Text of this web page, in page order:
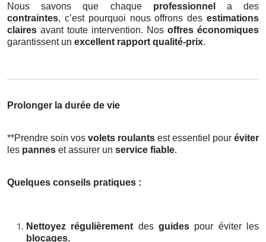
Nous savons que chaque professionnel
a des
contraintes, c’est pourquoi nous offrons des estimations
claires avant toute intervention. Nos offres économiques
garantissent un excellent rapport qualité-prix.
Prolonger la durée de vie
**Prendre soin vos volets roulants est essentiel pour éviter
les pannes et assurer un service fiable.
Quelques conseils pratiques :
Nettoyez régulièrement desguides pour éviter les
blocages.